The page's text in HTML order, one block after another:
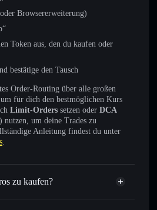
Browsererweiterung)
Token aus, den du kaufen oder
bestätige den Tausch
Order-Routing über alle großen
für dich den bestmöglichen Kurs
Limit-Orders setzen oder DCA
um deine Trades zu
Anleitung findest du unter
.
zu kaufen?
nicht verifiziert